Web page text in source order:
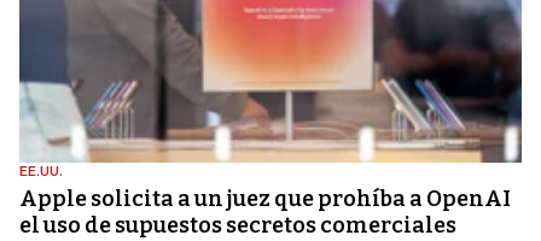
EE.UU.
Apple solicita a un juez que prohíba a OpenAI
el uso de supuestos secretos comerciales